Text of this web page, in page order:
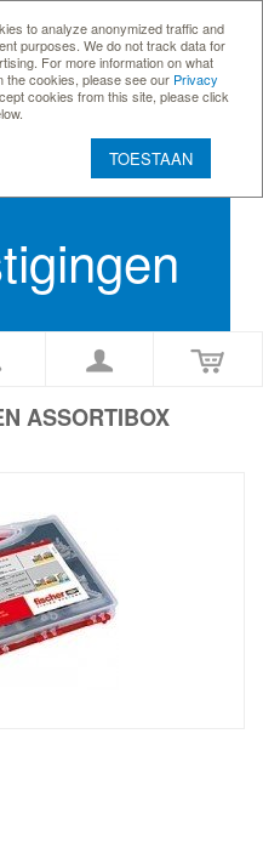
to analyze anonymized traffic and
purposes. We do not track data for
For more information on what
the cookies, please see our Privacy
cookies from this site, please click
TOESTAAN
ASSORTIBOX